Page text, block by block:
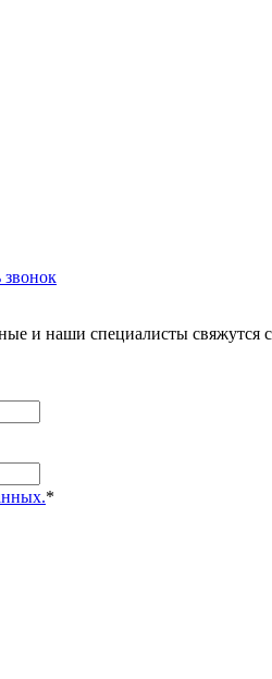
звонок
и наши специалисты
*